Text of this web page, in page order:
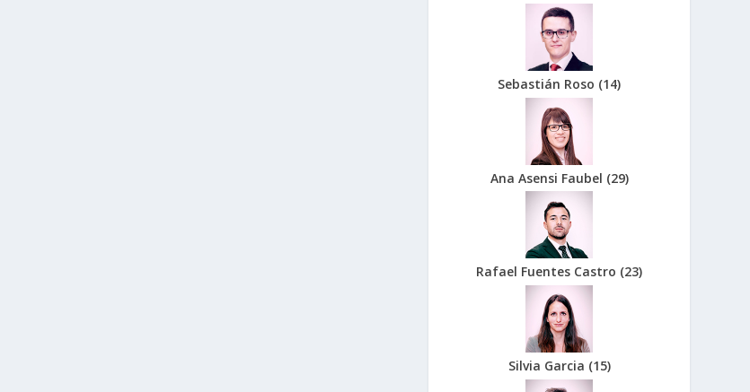
Sebastián Roso (14)
Ana Asensi Faubel (29)
Rafael Fuentes Castro (23)
Silvia Garcia (15)